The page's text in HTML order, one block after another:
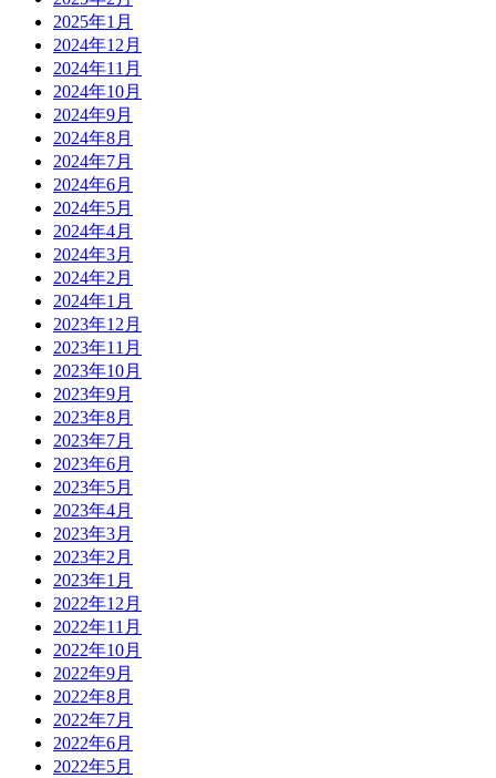
2025年1月
2024年12月
2024年11月
2024年10月
2024年9月
2024年8月
2024年7月
2024年6月
2024年5月
2024年4月
2024年3月
2024年2月
2024年1月
2023年12月
2023年11月
2023年10月
2023年9月
2023年8月
2023年7月
2023年6月
2023年5月
2023年4月
2023年3月
2023年2月
2023年1月
2022年12月
2022年11月
2022年10月
2022年9月
2022年8月
2022年7月
2022年6月
2022年5月